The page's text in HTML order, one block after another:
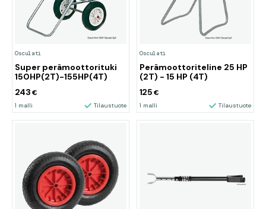
Osculati
Super perämoottorituki
150HP(2T)-155HP(4T)
243 €
1 malli Tilaustuote
Osculati
Perämoottoriteline 25 HP
(2T) - 15 HP (4T)
125 €
1 malli Tilaustuote